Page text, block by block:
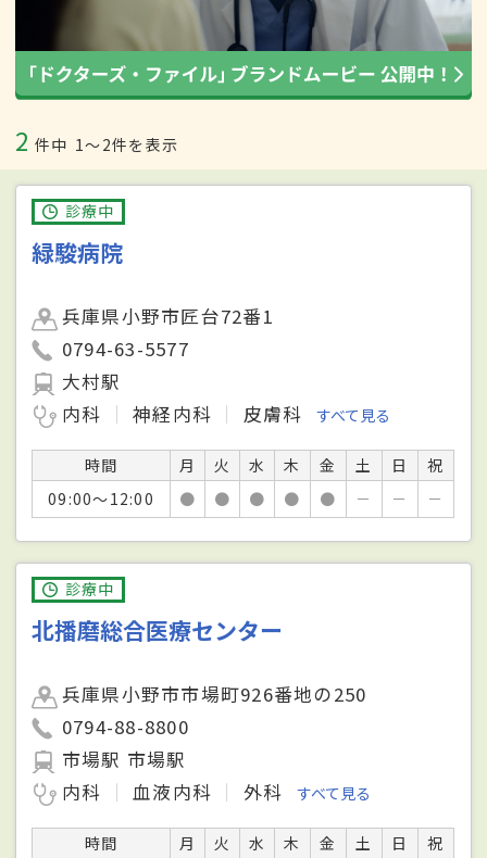
2 件中 1〜2件を表示
診療中
緑駿病院
兵庫県小野市匠台72番1
0794-63-5577
大村駅
内科
神経内科 皮膚科 すべて見る
時間 月 火 水 木 金 土 日
祝
09:00～12:00
● ● ● ● ● － － －
診療中
北播磨総合医療センター
兵庫県小野市市場町926番地の250
0794-88-8800
市場駅 市場駅
内科
血液内科 外科 すべて見る
時間 月 火 水 木 金 土 日
祝